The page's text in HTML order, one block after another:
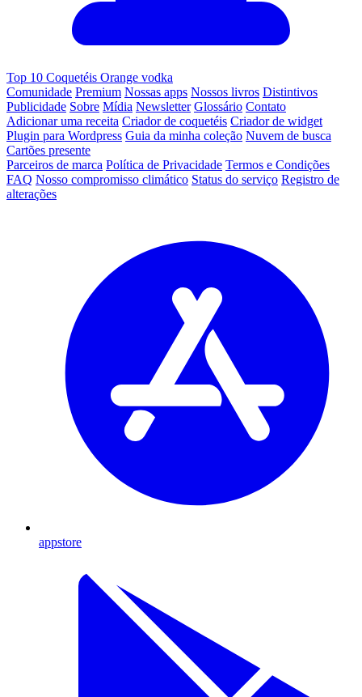
Top 10 Coquetéis Orange vodka
Comunidade Premium Nossas apps Nossos livros Distintivos
Publicidade Sobre Mídia Newsletter Glossário Contato
Adicionar uma receita Criador de coquetéis Criador de widget
Plugin para Wordpress Guia da minha coleção Nuvem de busca
Cartões presente
Parceiros de marca Política de Privacidade Termos e Condições
FAQ Nosso compromisso climático Status do serviço Registro de
alterações
appstore